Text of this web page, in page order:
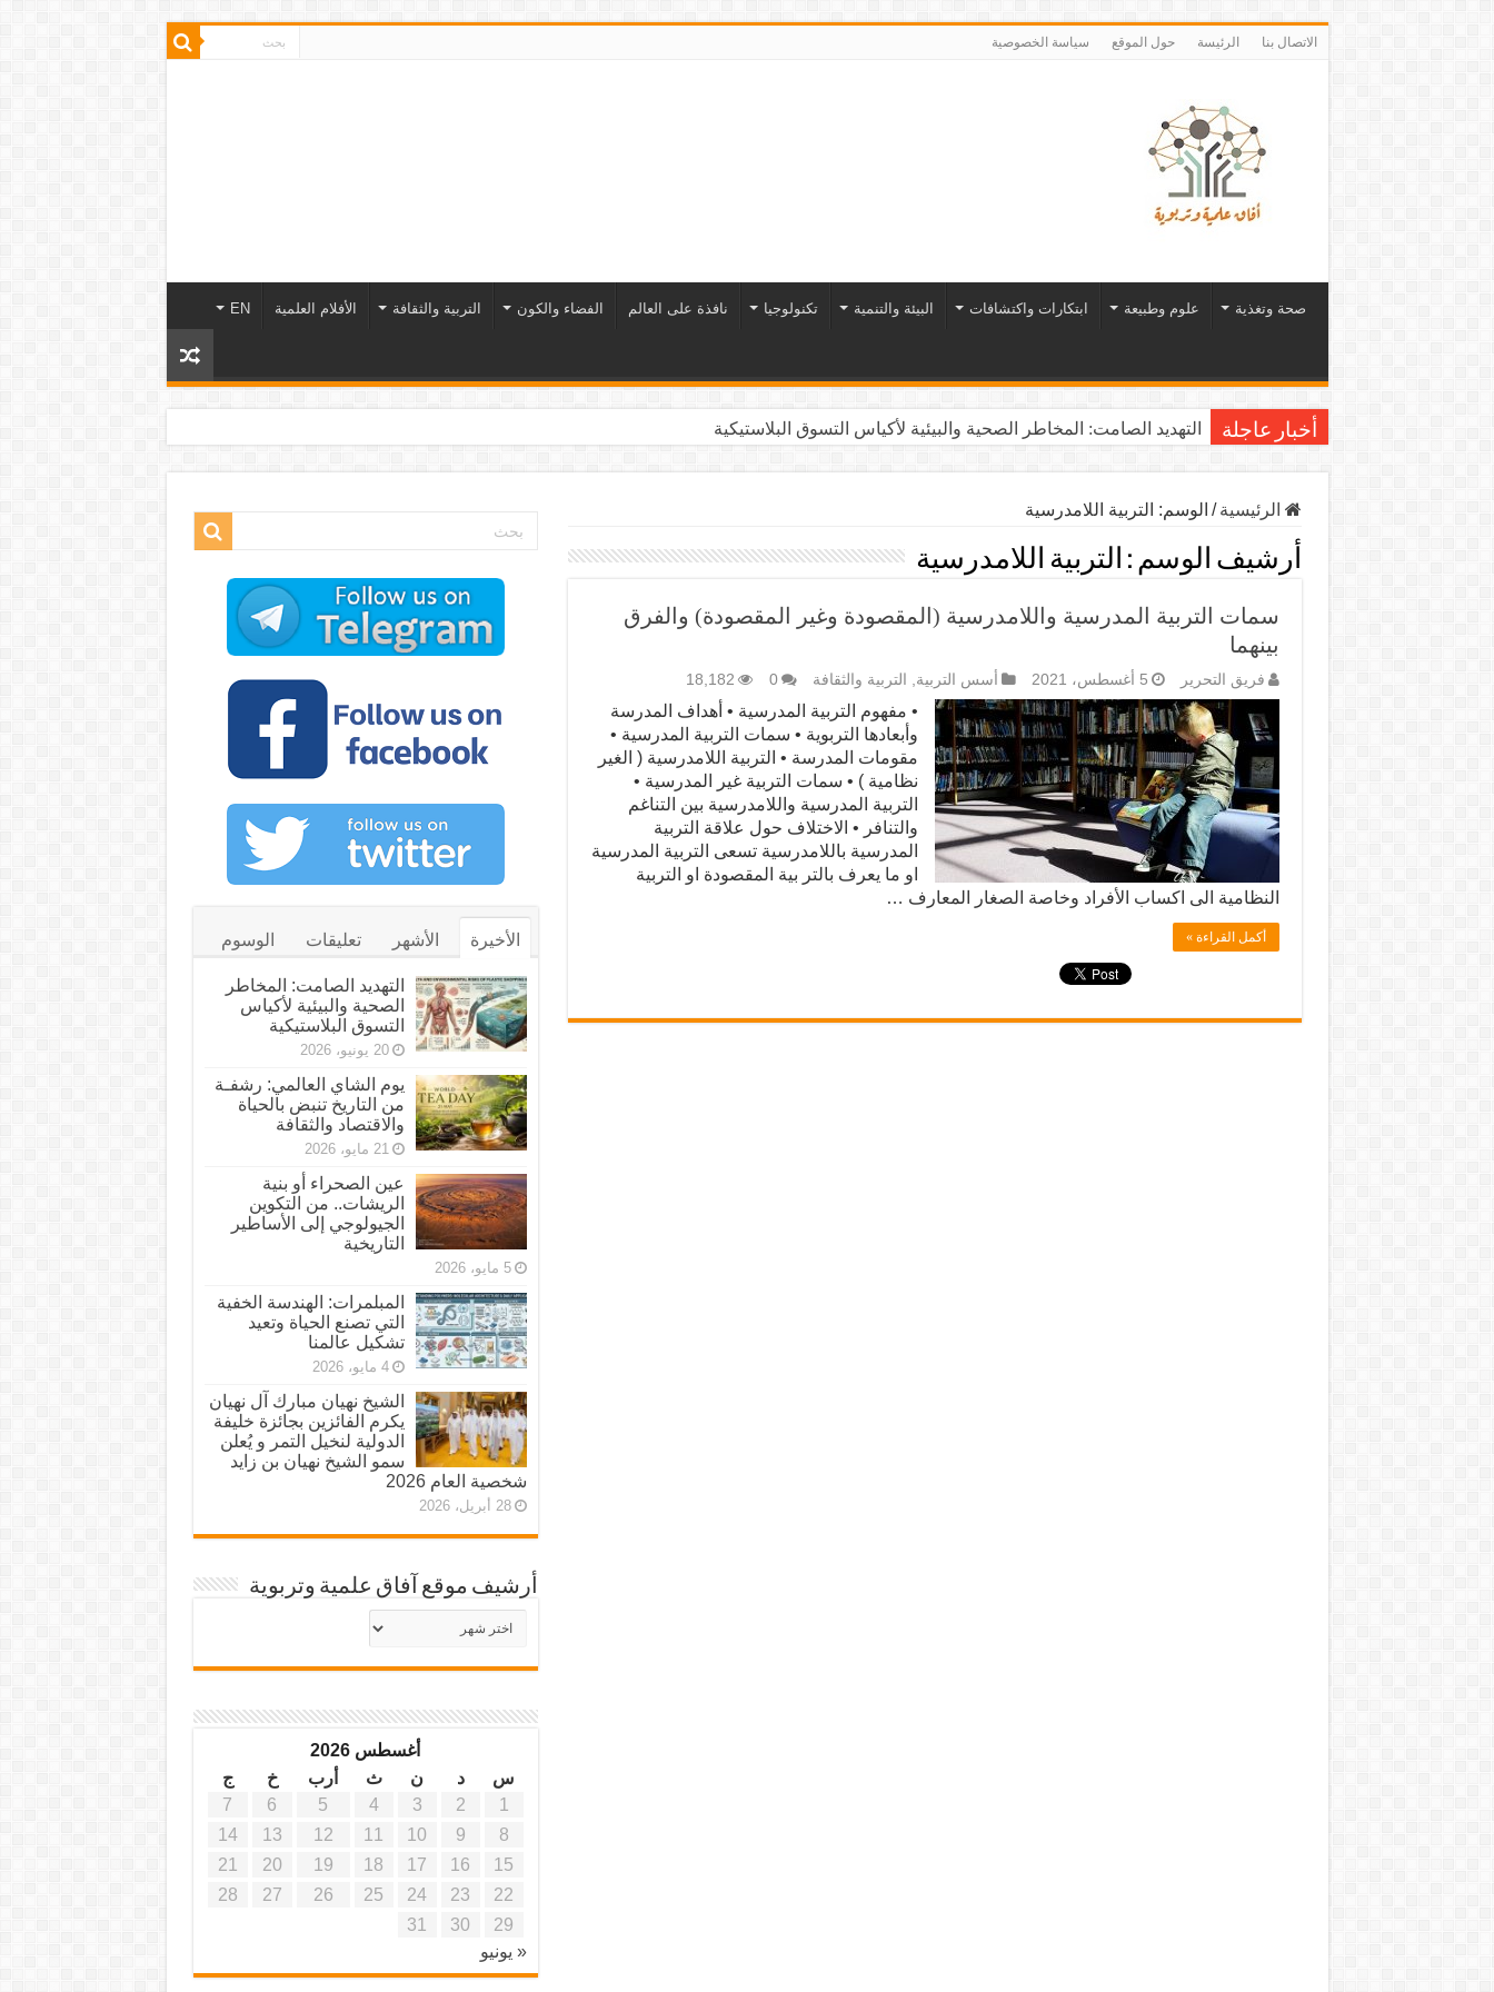
الاتصال بنا الرئيسة حول الموقع سياسة الخصوصية
صحة وتغذية علوم وطبيعة ابتكارات واكتشافات البيئة والتنمية تكنولوجيا نافذة على العالم الفضاء والكون التربية والثقافة الأفلام العلمية EN
أخبار عاجلة التهديد الصامت: المخاطر الصحية والبيئية لأكياس التسوق البلاستيكية
الرئيسية / الوسم: التربية اللامدرسية
أرشيف الوسم : التربية اللامدرسية
سمات التربية المدرسية واللامدرسية (المقصودة وغير المقصودة) والفرق
بينهما
فريق التحرير 5 أغسطس، 2021 أسس التربية, التربية والثقافة 0
18,182
• مفهوم التربية المدرسية • أهداف المدرسة
وأبعادها التربوية • سمات التربية المدرسية •
مقومات المدرسة • التربية اللامدرسية ( الغير
نظامية ) • سمات التربية غير المدرسية •
التربية المدرسية واللامدرسية بين التناغم
والتنافر • الاختلاف حول علاقة التربية
المدرسية باللامدرسية تسعى التربية المدرسية
او ما يعرف بالتر بية المقصودة او التربية
النظامية الى اكساب الأفراد وخاصة الصغار المعارف …
أكمل القراءة » الأخيرة الأشهر تعليقات الوسوم
التهديد الصامت: المخاطر
الصحية والبيئية لأكياس
التسوق البلاستيكية
20 يونيو، 2026
يوم الشاي العالمي: رشفـة
من التاريخ تنبض بالحياة
والاقتصاد والثقافة
21 مايو، 2026
عين الصحراء أو بنية
الريشات.. من التكوين
الجيولوجي إلى الأساطير
التاريخية
5 مايو، 2026
المبلمرات: الهندسة الخفية
التي تصنع الحياة وتعيد
تشكيل عالمنا
4 مايو، 2026
الشيخ نهيان مبارك آل نهيان
يكرم الفائزين بجائزة خليفة
الدولية لنخيل التمر و يُعلن
سمو الشيخ نهيان بن زايد
شخصية العام 2026
28 أبريل، 2026
أرشيف موقع آفاق علمية وتربوية
أرشيف
موقع
أغسطس 2026
س
د ن ث أرب خ
ج
1
2
3
4
5
6
7
8
9
10
11
12
13
14
15
16
17
18
19
20
21
22
23
24
25
26
27
28
29
30
31
« يونيو